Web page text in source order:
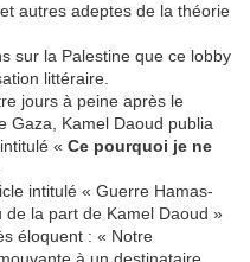
autres adeptes de la théorie
sur la Palestine que ce lobby
littéraire.
jours à peine après le
Gaza, Kamel Daoud publia
« Ce pourquoi je ne
intitulé « Guerre Hamas-
la part de Kamel Daoud »
éloquent : « Notre